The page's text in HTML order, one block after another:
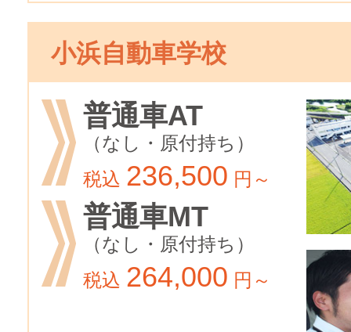
小浜自動車学校
普通車AT
（なし・原付持ち）
税込 236,500 円～
普通車MT
（なし・原付持ち）
税込 264,000 円～